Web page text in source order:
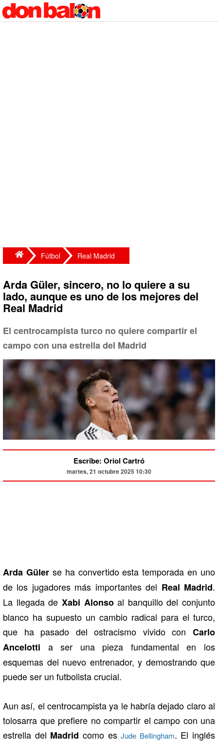
Fútbol Real Madrid
Arda Güler, sincero, no lo quiere a su
lado, aunque es uno de los mejores del
Real Madrid
El centrocampista turco no quiere compartir el
campo con una estrella del Madrid
Escribe: Oriol Cartró
martes, 21 octubre 2025 10:30
Arda Güler se ha convertido esta temporada en uno
de los jugadores más importantes del Real Madrid.
La llegada de Xabi Alonsoal banquillo del conjunto
blanco ha supuesto un cambio radical para el turco,
que ha pasado del ostracismo vivido con Carlo
Ancelotti a ser una pieza fundamental en los
esquemas del nuevo entrenador, y demostrando que
puede ser un futbolista crucial.
Aun así, el centrocampista ya le habría dejado claro al
tolosarra que prefiere no compartir el campo con una
estrella del Madrid como esJude Bellingham. El inglés